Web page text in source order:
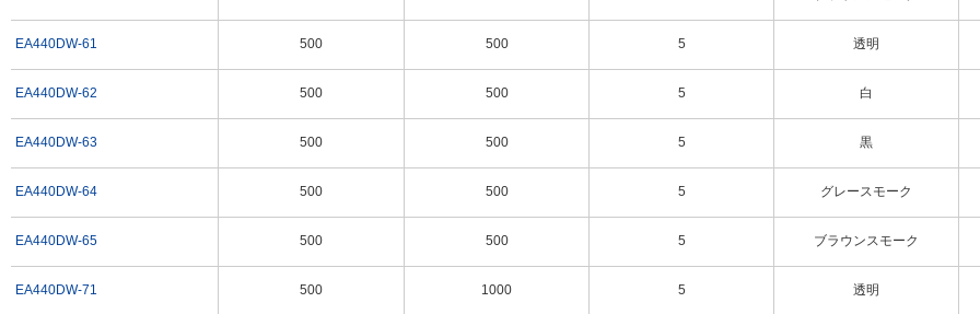
EA440DW-61
EA440DW-62
EA440DW-63
EA440DW-64
EA440DW-65
EA440DW-71
500 500 5 透明
500 500 5 白
500 500 5 黒
500 500 5 グレースモーク
500 500 5 ブラウンスモーク
500 1000 5 透明